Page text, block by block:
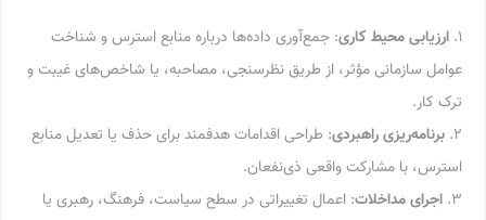
۱. ارزیابی محیط کاری: جمع‌آوری داده‌ها درباره منابع استرس و شناخت
عوامل سازمانی مؤثر، از طریق نظرسنجی، مصاحبه، یا شاخص‌های غیبت و
ترک کار.
۲. برنامه‌ریزی راهبردی: طراحی اقدامات هدفمند برای حذف یا تعدیل منابع
استرس، با مشارکت واقعی ذی‌نفعان.
۳. اجرای مداخلات: اعمال تغییراتی در سطح سیاست، فرهنگ، رهبری یا